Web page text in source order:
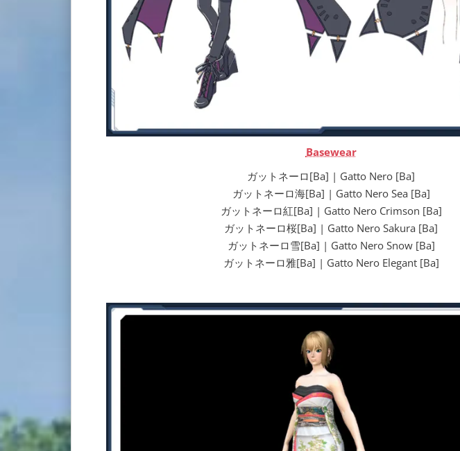
Basewear
ガットネーロ[Ba] | Gatto Nero [Ba]
ガットネーロ海[Ba] | Gatto Nero Sea [Ba]
ガットネーロ紅[Ba] | Gatto Nero Crimson [Ba]
ガットネーロ桜[Ba] | Gatto Nero Sakura [Ba]
ガットネーロ雪[Ba] | Gatto Nero Snow [Ba]
ガットネーロ雅[Ba] | Gatto Nero Elegant [Ba]